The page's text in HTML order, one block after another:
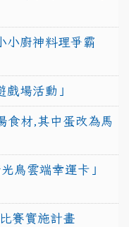
小廚神料理爭霸
場活動」
食材,其中蛋改為馬
鳥雲端幸運卡」
賽實施計畫